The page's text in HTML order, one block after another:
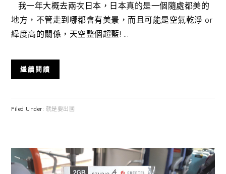
我一年大概去兩次日本，日本真的是一個隨處都美的
地方，不管走到哪都會有美景，而且可能是空氣乾淨 or
緯度高的關係，天空整個超藍! ...
繼續閱讀
Filed Under: 就是要出國